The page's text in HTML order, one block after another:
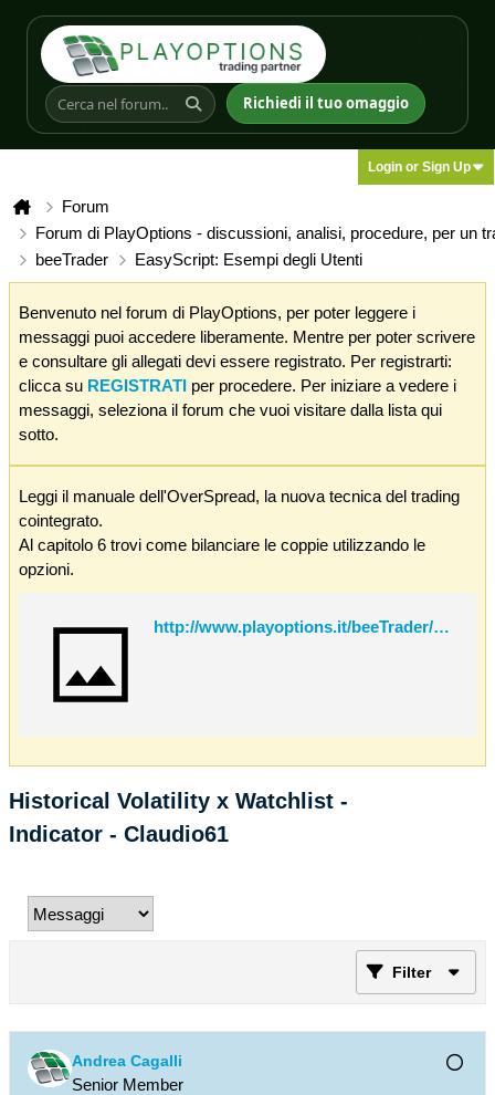
Richiedi il tuo omaggio
Login or Sign Up
Forum
Forum di PlayOptions - discussioni, analisi, procedure, per un
beeTrader
EasyScript: Esempi degli Utenti
Benvenuto nel forum di PlayOptions, per poter leggere i
messaggi puoi accedere liberamente. Mentre per poter scrivere
e consultare gli allegati devi essere registrato. Per registrarti:
clicca su REGISTRATI per procedere. Per iniziare a vedere i
messaggi, seleziona il forum che vuoi visitare dalla lista qui
sotto.
Leggi il manuale dell'OverSpread, la nuova tecnica del trading
cointegrato.
Al capitolo 6 trovi come bilanciare le coppie utilizzando le
opzioni.
http://www.playoptions.it/beeTrader/OverSpread.pdf
Historical Volatility x Watchlist -
Indicator - Claudio61
Filter
Andrea Cagalli
Senior Member